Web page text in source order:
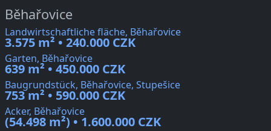
Běhařovice
Landwirtschaftliche fläche, Běhařovice
3.575 m² • 240.000 CZK
Garten, Běhařovice
639 m² • 450.000 CZK
Baugrundstück, Běhařovice, Stupešice
753 m² • 590.000 CZK
Acker, Běhařovice
(54.498 m²) • 1.600.000 CZK